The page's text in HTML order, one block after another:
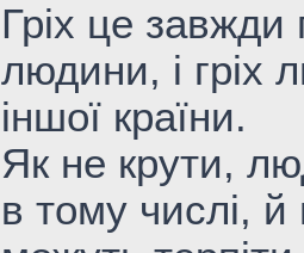
Гріх це завжди
людини, і гріх
іншої країни.
Як не крути,
в тому числі, й